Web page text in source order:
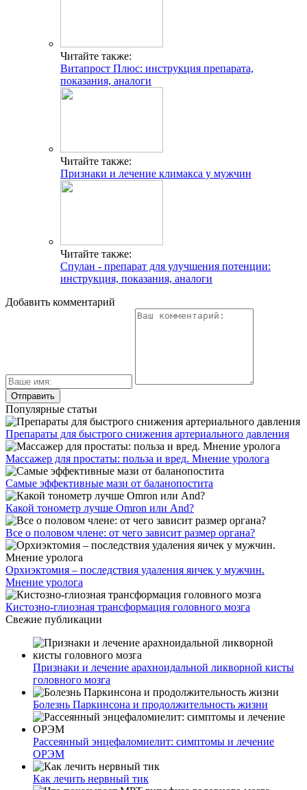
Читайте также:
Витапрост Плюс: инструкция препарата,
показания, аналоги
Читайте также:
Признаки и лечение климакса у мужчин
Читайте также:
Спулан - препарат для улучшения потенции:
инструкция, показания, аналоги
Добавить комментарий
Популярные статьи
Препараты для быстрого снижения артериального давления
Массажер для простаты: польза и вред. Мнение уролога
Самые эффективные мази от баланопостита
Какой тонометр лучше Omron или And?
Все о половом члене: от чего зависит размер органа?
Орхиэктомия – последствия удаления яичек у мужчин.
Мнение уролога
Кистозно-глиозная трансформация головного мозга
Свежие публикации
Признаки и лечение арахноидальной ликворной кисты
головного мозга
Болезнь Паркинсона и продолжительность жизни
Рассеянный энцефаломиелит: симптомы и лечение
ОРЭМ
Как лечить нервный тик